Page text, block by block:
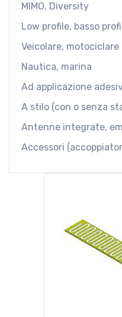
MIMO, Diversity
Low profile, basso
Veicolare, motociclare
Nautica, marina
Ad applicazione
A stilo (con o senza
Antenne integrate,
Accessori